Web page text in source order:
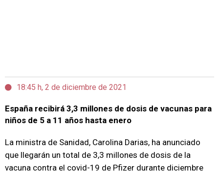
18:45 h, 2 de diciembre de 2021
España recibirá 3,3 millones de dosis de vacunas para
niños de 5 a 11 años hasta enero
La ministra de Sanidad, Carolina Darias, ha anunciado
que llegarán un total de 3,3 millones de dosis de la
vacuna contra el covid-19 de Pfizer durante diciembre